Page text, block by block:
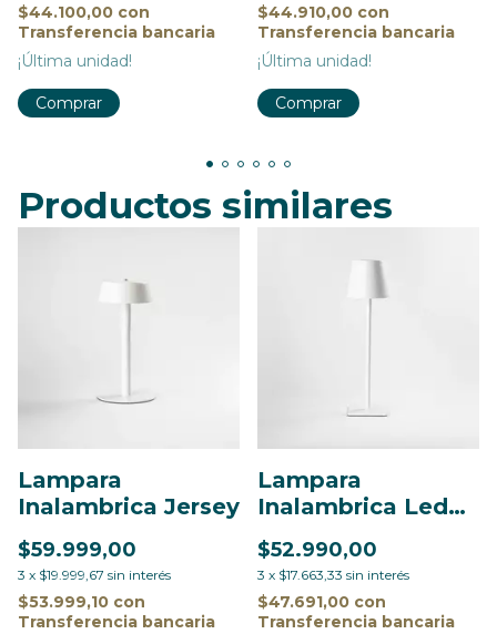
$44.100,00 con
Transferencia bancaria
¡Última unidad!
Comprar
$44.910,00 con
Transferencia bancaria
¡Última unidad!
Productos similares
Lampara
Inalambrica Jersey
$59.999,00
3 x $19.999,67 sin interés
$53.999,10 con
Transferencia bancaria
Lampara
Inalambrica Led
tall
$52.990,00
3 x $17.663,33 sin interés
$47.691,00 con
Transferencia bancaria